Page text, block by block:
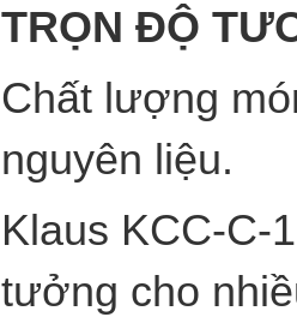
TRỌN ĐỘ
Chất lượng
nguyên liệu.
Klaus KCC-C-
tưởng cho